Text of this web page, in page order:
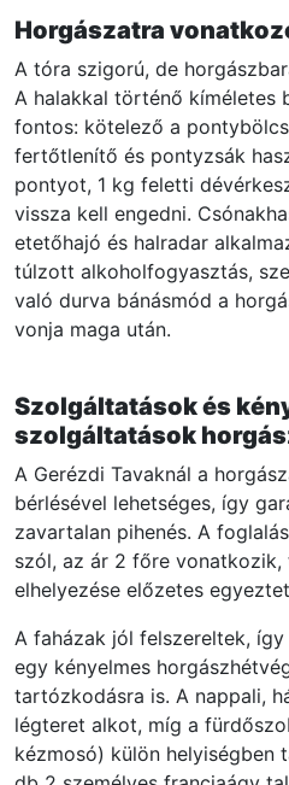
Horgászatra
A tóra szigorú, de
A halakkal történő kíméletes
fontos: kötelező a
fertőtlenítő és pontyzsák
pontyot, 1 kg feletti
vissza kell engedni.
etetőhajó és halradar
túlzott alkoholfogyasztás,
való durva bánásmód a
vonja maga után.
Szolgáltatások és
szolgáltatások
A Gerézdi Tavaknál a
bérlésével lehetséges, így
zavartalan pihenés. A
szól, az ár 2 főre
elhelyezése előzetes
A faházak jól felszereltek,
egy kényelmes
tartózkodásra is. A nappali,
légteret alkot, míg a
kézmosó) külön helyiségben